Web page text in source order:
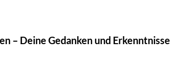
– Deine Gedanken und Erkenntnisse